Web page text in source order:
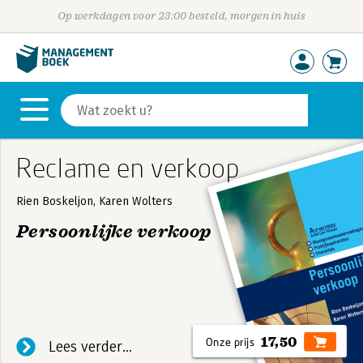
Op werkdagen voor 23:00 besteld, morgen in huis
Reclame en verkoop
Rien Boskeljon, Karen Wolters
Persoonlijke verkoop
De omzetdoelstellingen groeien elk jaar. Krabt u
zich ook wel eens achter de oren hoe u deze groei
moet realiseren? 'Persoonlijke verkoop' laat zien
welke stappen u kunt nemen om meer omzet te
krijgen. Dit begint bij kennis over bestaande en
Lees verder... 17,50